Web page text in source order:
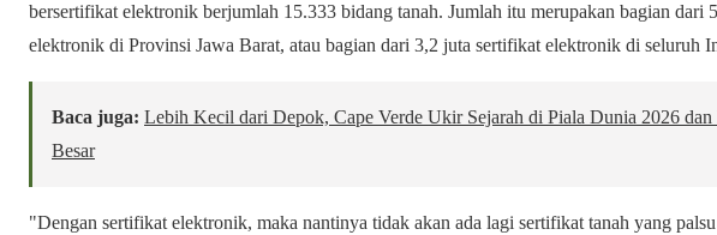
bersertifikat elektronik berjumlah 15.333 bidang tanah. Jumlah itu merupakan bagian dari
elektronik di Provinsi Jawa Barat, atau bagian dari 3,2 juta sertifikat elektronik di seluruh
Baca juga: Lebih Kecil dari Depok, Cape Verde Ukir Sejarah di Piala Dunia 2026
Besar
"Dengan sertifikat elektronik, maka nantinya tidak akan ada lagi sertifikat tanah yang